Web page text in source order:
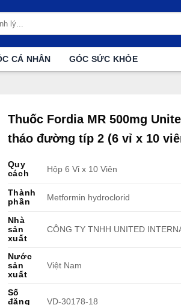
CÁ NHÂN GÓC SỨC KHỎE
Thuốc Fordia MR 500mg
tháo đường típ 2 (6 vỉ x 10
Quy
cách
Hộp 6 Vỉ x 10 Viên
Thành
phần
Metformin hydroclorid
Nhà
sản
xuất
CÔNG TY TNHH UNITED
Nước
sản
xuất
Việt Nam
Số
đăng
VD-30178-18